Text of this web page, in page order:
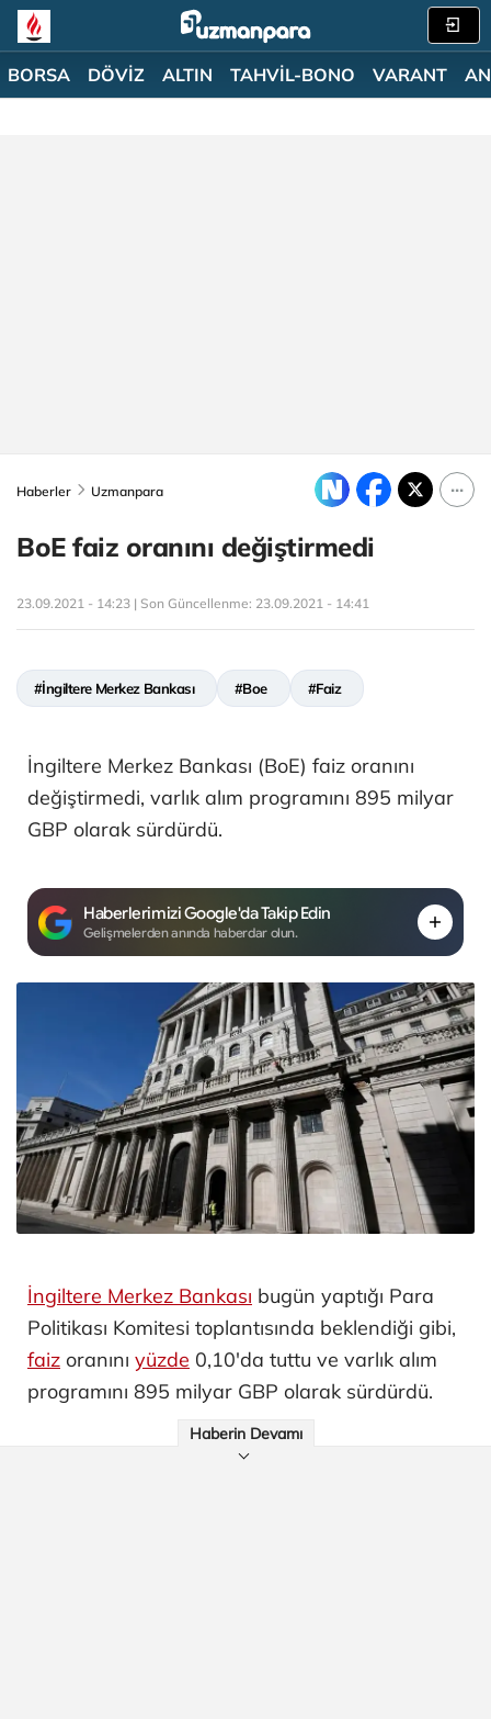
BORSA DÖVİZ ALTIN TAHVİL-BONO VARANT
Haberler Uzmanpara
BoE faiz oranını değiştirmedi
23.09.2021 - 14:23 | Son Güncellenme: 23.09.2021 - 14:41
#İngiltere Merkez Bankası #Boe #Faiz
İngiltere Merkez Bankası (BoE) faiz oranını
değiştirmedi, varlık alım programını 895 milyar
GBP olarak sürdürdü.
Haberlerimizi Google'da Takip Edin
Gelişmelerden anında haberdar olun.
İngiltere Merkez Bankası bugün yaptığı Para
Politikası Komitesi toplantısında beklendiği gibi,
faiz oranını yüzde 0,10'da tuttu ve varlık alım
programını 895 milyar GBP olarak sürdürdü.
Haberin Devamı